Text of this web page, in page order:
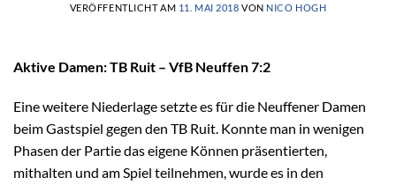
VERÖFFENTLICHT AM 11. MAI 2018 VON NICO HOGH
Aktive Damen: TB Ruit – VfB Neuffen 7:2
Eine weitere Niederlage setzte es für die Neuffener Damen
beim Gastspiel gegen den TB Ruit. Konnte man in wenigen
Phasen der Partie das eigene Können präsentierten,
mithalten und am Spiel teilnehmen, wurde es in den